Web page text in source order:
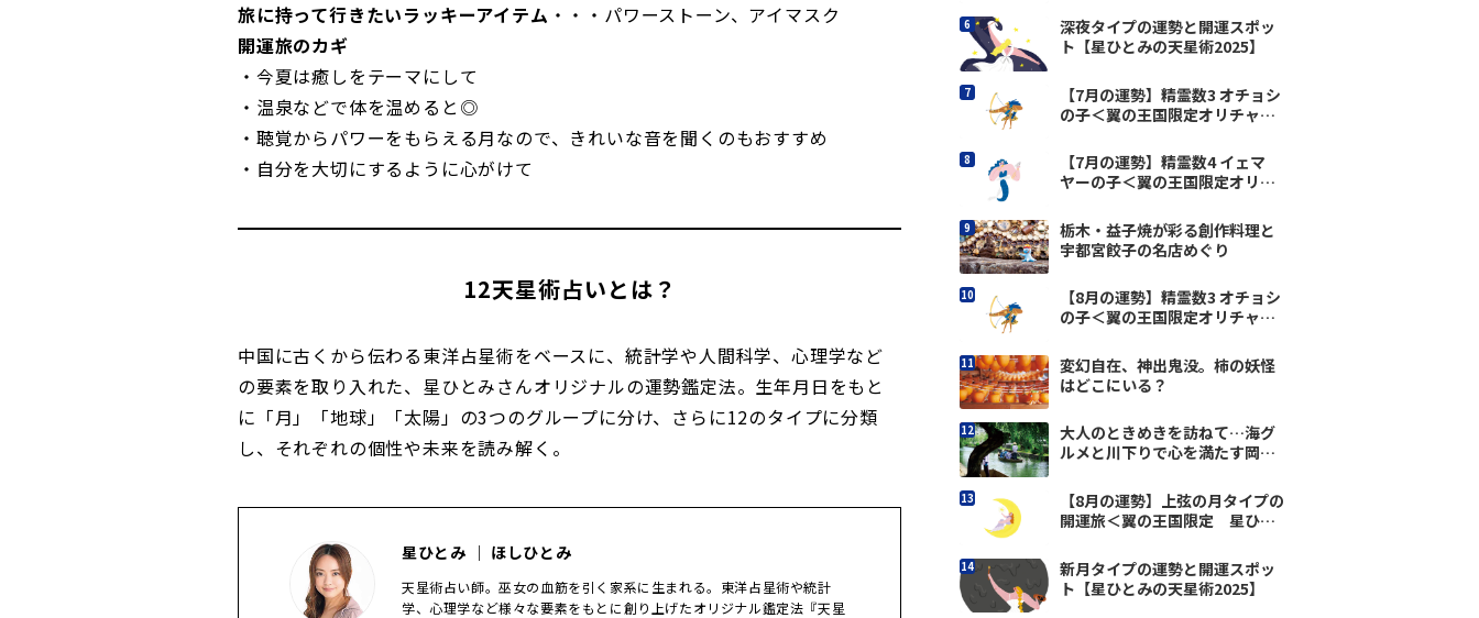
旅に持って行きたいラッキーアイテム ・・・パワーストーン、アイマスク
開運旅のカギ
・今夏は癒しをテーマにして
・温泉などで体を温めると◎
・聴覚からパワーをもらえる月なので、きれいな音を聞くのもおすすめ
・自分を大切にするように心がけて
12天星術占いとは？
中国に古くから伝わる東洋占星術をベースに、統計学や人間科学、心理学など
の要素を取り入れた、星ひとみさんオリジナルの運勢鑑定法。生年月日をもと
に「月」「地球」「太陽」の3つのグループに分け、さらに12のタイプに分類
し、それぞれの個性や未来を読み解く。
星ひとみ ｜ ほしひとみ
天星術占い師。巫女の血筋を引く家系に生まれる。東洋占星術や統計
学、心理学など様々な要素をもとに創り上げたオリジナル鑑定法『天星
深夜タイプの運勢と開運スポッ
ト【星ひとみの天星術2025】
【7月の運勢】精霊数3 オチョシ
の子＜翼の王国限定オリチャ占
【7月の運勢】精霊数4 イェマ
ヤーの子＜翼の王国限定オリ
栃木・益子焼が彩る創作料理と
宇都宮餃子の名店めぐり
【8月の運勢】精霊数3 オチョシ
の子＜翼の王国限定オリチャ占
変幻自在、神出鬼没。柿の妖怪
はどこにいる？
大人のときめきを訪ねて…海グ
ルメと川下りで心を満たす岡
【8月の運勢】上弦の月タイプの
開運旅＜翼の王国限定 星ひと
新月タイプの運勢と開運スポッ
ト【星ひとみの天星術2025】